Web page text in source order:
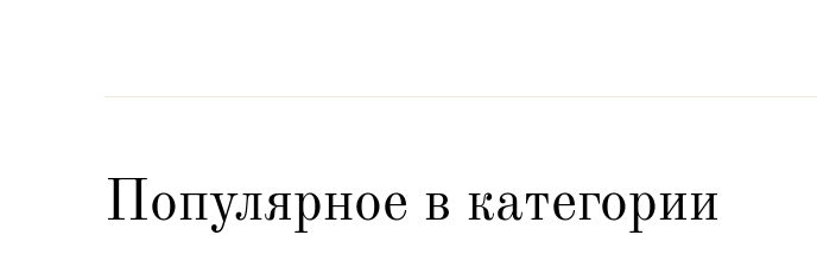
Популярное в категории